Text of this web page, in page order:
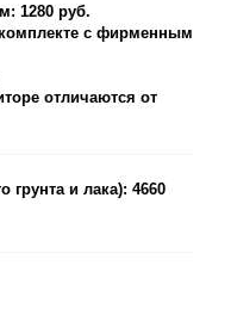
1280 руб.
с фирменным
отличаются от
грунта и лака): 4660